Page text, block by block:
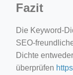
Fazit
Die Keyword-
SEO-
Dichte
überprüfen